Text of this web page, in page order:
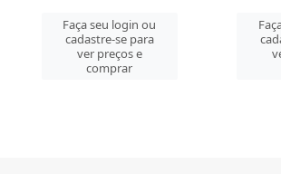
Faça seu login ou
cadastre-se para
ver preços e
comprar